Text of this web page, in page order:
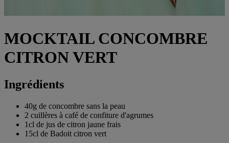
MOCKTAIL CONCOMBRE
CITRON VERT
Ingrédients
40g de concombre sans la peau
2 cuillères à café de confiture d'agrumes
1cl de jus de citron jaune frais
15cl de Badoit citron vert